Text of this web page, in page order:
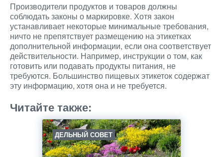
Производители продуктов и товаров должны
соблюдать законы о маркировке. Хотя закон
устанавливает некоторые минимальные требования,
ничто не препятствует размещению на этикетках
дополнительной информации, если она соответствует
действительности. Например, инструкции о том, как
готовить или подавать продукты питания, не
требуются. Большинство пищевых этикеток содержат
эту информацию, хотя она и не требуется.
Читайте также:
ДЕЛЬНЫЙ СОВЕТ